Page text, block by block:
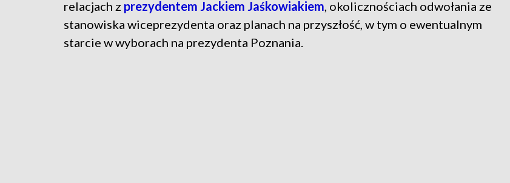
relacjach z prezydentem Jackiem Jaśkowiakiem , okolicznościach odwołania ze
stanowiska wiceprezydenta oraz planach na przyszłość, w tym o ewentualnym
starcie w wyborach na prezydenta Poznania.